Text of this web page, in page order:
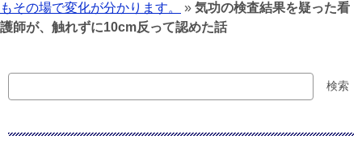
もその場で変化が分かります。
» 気功の検査結果を疑った看
護師が、触れずに10cm反って認めた話
索
検索